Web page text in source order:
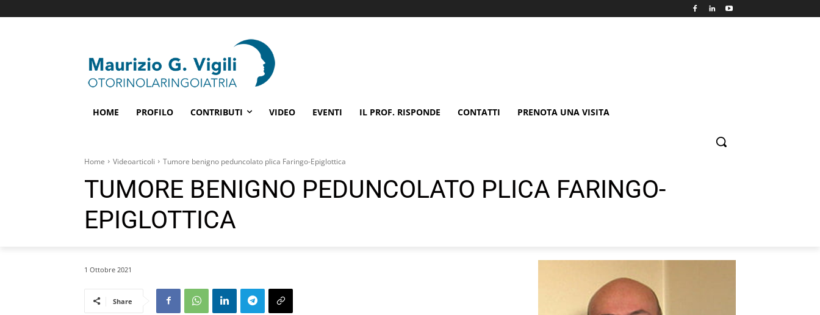
HOME PROFILO CONTRIBUTI VIDEO EVENTI IL PROF. RISPONDE CONTATTI PRENOTA UNA VISITA
Home Videoarticoli Tumore benigno peduncolato plica Faringo-Epiglottica
TUMORE BENIGNO PEDUNCOLATO PLICA FARINGO-
EPIGLOTTICA
1 Ottobre 2021
Share